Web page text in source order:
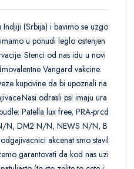
(Srbija) i bavimo se uzgo
u ponudi leglo ostenjen
Stenci od nas idu u novi
Vangard vakcine.
kupovine da bi upoznali na
odrasli psi imaju ura
Patella lux free, PRA-prcd
N, DM2 N/N, NEWS N/N, B
akcenat smo stavil
garantovati da kod nas uzi